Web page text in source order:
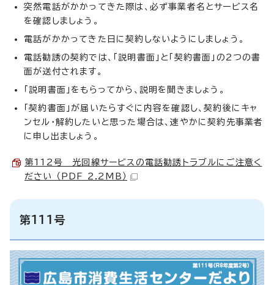
突然電話がかかってきた際は、必ず事業者名とサービス名
を確認しましょう。
電話がかかってきた日に契約しないようにしましょう。
電話勧誘の契約では、「説明書面」と「契約書面」の2つの書
面が送付されます。
「説明書面」をもらってから、説明を聞きましょう。
「契約書面」が届いたらすぐに内容を確認し、契約後にキャ
ンセル・解約したいと思った場合は、速やかに契約先事業者
に申し出ましょう。
第112号 光回線サービスの電話勧誘トラブルにご注意く
ださい （PDF 2.2MB）
第111号